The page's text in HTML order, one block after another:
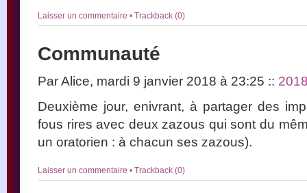
Laisser un commentaire • Trackback (0)
Communauté
Par Alice, mardi 9 janvier 2018 à 23:25 ::
Deuxième jour, enivrant, à partager des
fous rires avec deux zazous qui sont du
un oratorien : à chacun ses zazous).
Laisser un commentaire • Trackback (0)